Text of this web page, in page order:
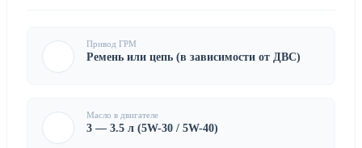
Привод ГРМ
Ремень или цепь (в зависимости от ДВС)
Масло в двигателе
3 — 3.5 л (5W-30 / 5W-40)